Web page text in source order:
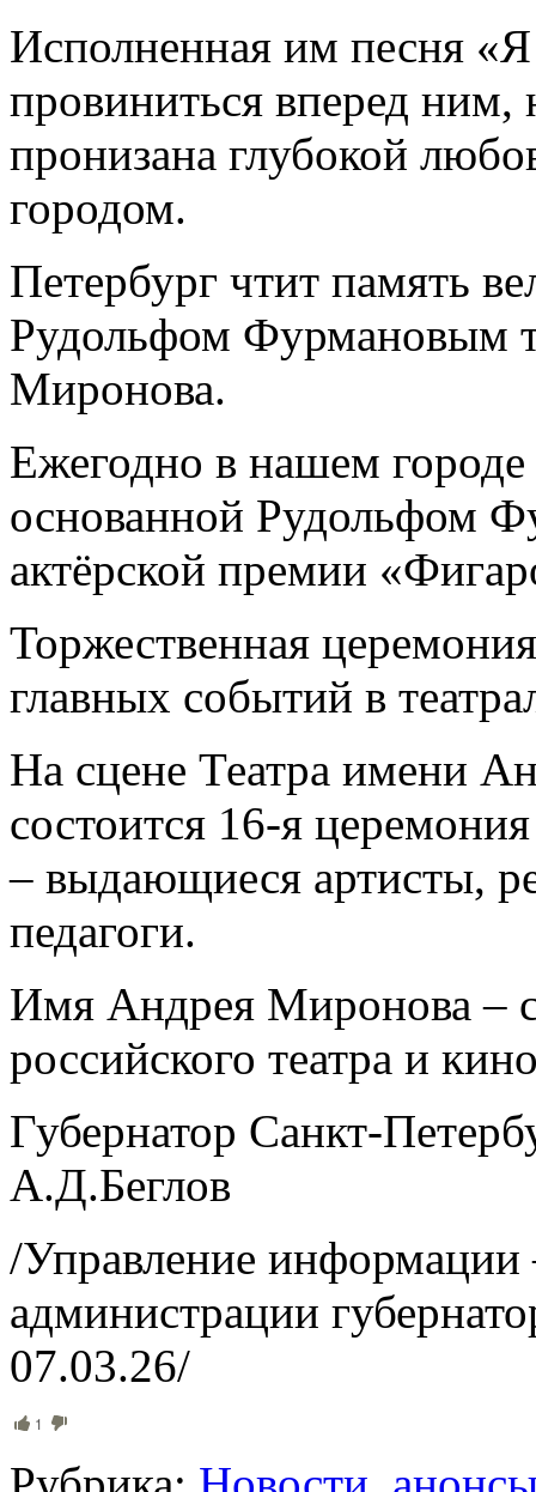
Исполненная им песня
провиниться вперед ним,
пронизана глубокой
городом.
Петербург чтит память
Рудольфом Фурмановым
Миронова.
Ежегодно в нашем
основанной Рудольфом
актёрской премии
Торжественная
главных событий в
На сцене Театра имени
состоится 16-я
– выдающиеся артисты,
педагоги.
Имя Андрея Миронова –
российского театра и
Губернатор Санкт-
А.Д.Беглов
/Управление
администрации
07.03.26/
1